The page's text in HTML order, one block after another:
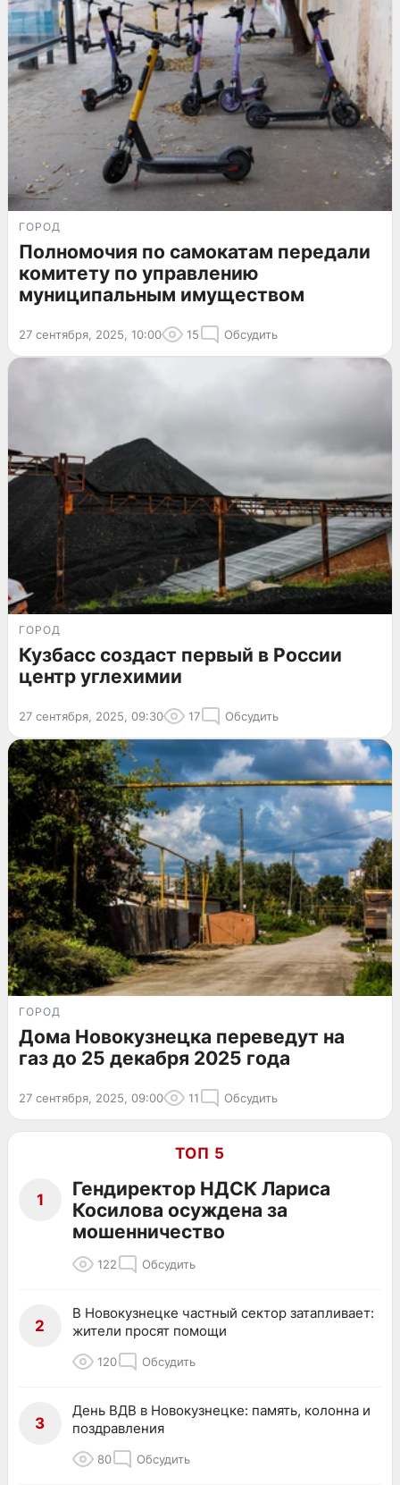
ГОРОД
Полномочия по самокатам передали
комитету по управлению
муниципальным имуществом
27 сентября, 2025, 10:00 15 Обсудить
ГОРОД
Кузбасс создаст первый в России
центр углехимии
27 сентября, 2025, 09:30 17 Обсудить
ГОРОД
Дома Новокузнецка переведут на
газ до 25 декабря 2025 года
27 сентября, 2025, 09:00 11 Обсудить
ТОП 5
1
Гендиректор НДСК Лариса
Косилова осуждена за
мошенничество
122 Обсудить
2
В Новокузнецке частный сектор затапливает:
жители просят помощи
120 Обсудить
3
День ВДВ в Новокузнецке: память, колонна и
поздравления
80 Обсудить